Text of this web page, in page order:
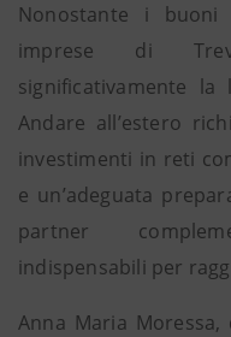
Nonostante i
imprese di
significativamente
Andare all’estero
investimenti in reti
e un’adeguata
partner
indispensabili per
Anna Maria